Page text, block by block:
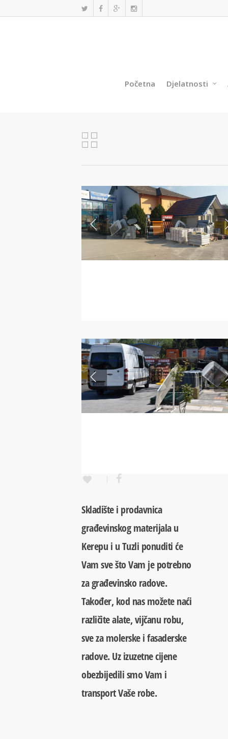
Početna Djelatnosti
Skladište i prodavnica
građevinskog materijala u
Kerepu i u Tuzli ponuditi će
Vam sve što Vam je potrebno
za građevinsko radove.
Također, kod nas možete naći
različite alate, vijčanu robu,
sve za molerske i fasaderske
radove. Uz izuzetne cijene
obezbijedili smo Vam i
transport Vaše robe.